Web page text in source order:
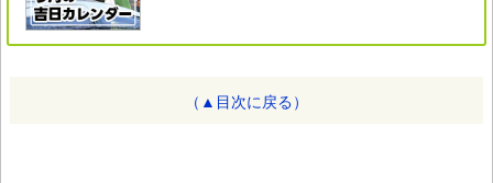
（▲目次に戻る）